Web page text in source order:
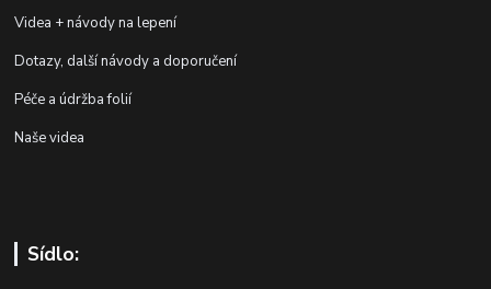
Videa + návody na lepení
Dotazy, další návody a doporučení
Péče a údržba folií
Naše videa
Sídlo: